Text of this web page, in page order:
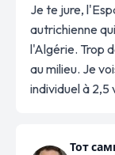
Je te jure,
autrichienne
l'Algérie. Trop
au milieu. Je
individuel à
Тот